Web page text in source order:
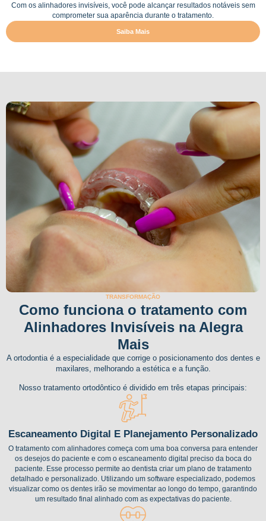
Com os alinhadores invisíveis, você pode alcançar resultados notáveis ​​sem
comprometer sua aparência durante o tratamento.
Saiba Mais
TRANSFORMAÇÃO
Como funciona o tratamento com
Alinhadores Invisíveis na Alegra
Mais
A ortodontia é a especialidade que corrige o posicionamento dos dentes e
maxilares, melhorando a estética e a função.
Nosso tratamento ortodôntico é dividido em três etapas principais:
Escaneamento Digital E Planejamento Personalizado
O tratamento com alinhadores começa com uma boa conversa para entender
os desejos do paciente e com o escaneamento digital preciso da boca do
paciente. Esse processo permite ao dentista criar um plano de tratamento
detalhado e personalizado. Utilizando um software especializado, podemos
visualizar como os dentes irão se movimentar ao longo do tempo, garantindo
um resultado final alinhado com as expectativas do paciente.